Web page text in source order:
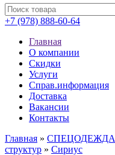
+7 (978) 888-60-64
Главная
О компании
Скидки
Услуги
Справ.информация
Доставка
Вакансии
Контакты
Главная » СПЕЦОДЕЖДА
структур » Сириус